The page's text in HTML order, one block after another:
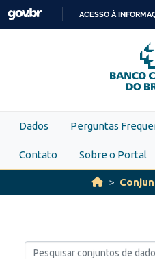
Skip to main content
ACESSO À
Dados Perguntas
Contato Sobre o Portal